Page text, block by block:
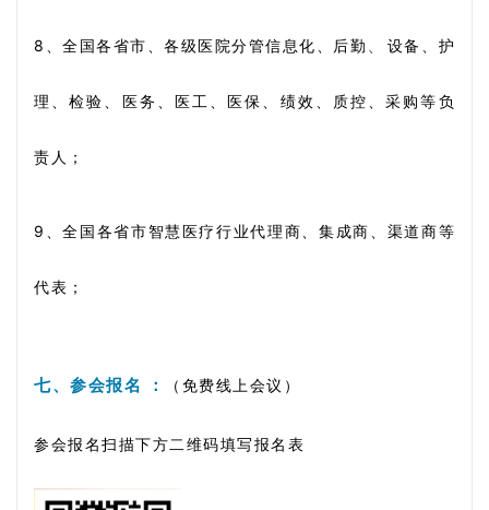
8、全国各省市、各级医院分管信息化、后勤 设备、护
理、检验 医务、医工 、医保、绩效、质控、采购等负
责人；
9、全国各省市智慧医疗行业代理商、集成商、渠道商等
代表；
七、参会报名 ： （免费线上会议）
参会报名扫描下方二维码填写报名表